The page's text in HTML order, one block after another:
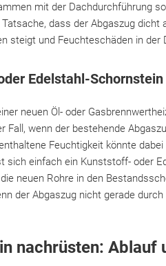
mit der Dachdurchführung
dass der Abgaszug
steigt und Feuchteschäden in
Edelstahl-
neuen Öl- oder
Fall, wenn der bestehende
Feuchtigkeit könnte
sich einfach ein Kunststoff- oder
neuen Rohre in den
der Abgaszug nicht gerade
nachrüsten: Ablauf